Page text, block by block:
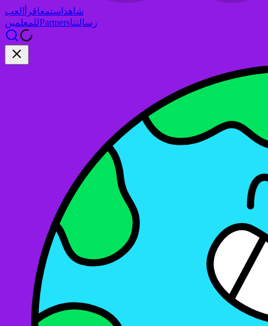
شاهد استمعاقرأ
العب
للمعلمينPartnersرسالتنا